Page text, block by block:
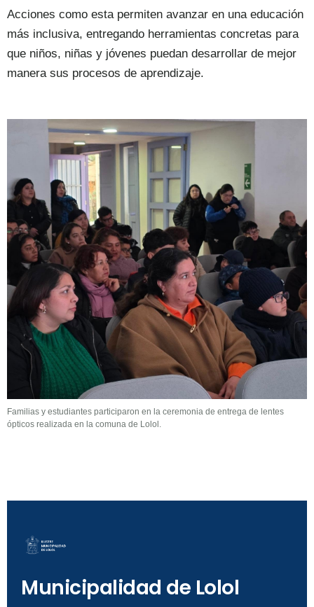
Acciones como esta permiten avanzar en una educación
más inclusiva, entregando herramientas concretas para
que niños, niñas y jóvenes puedan desarrollar de mejor
manera sus procesos de aprendizaje.
Familias y estudiantes participaron en la ceremonia de entrega de lentes
ópticos realizada en la comuna de Lolol.
Municipalidad de Lolol